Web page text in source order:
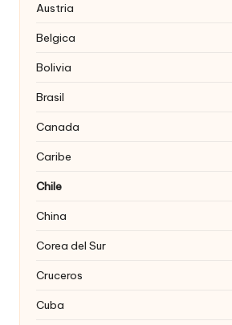
Austria
Belgica
Bolivia
Brasil
Canada
Caribe
Chile
China
Corea del Sur
Cruceros
Cuba